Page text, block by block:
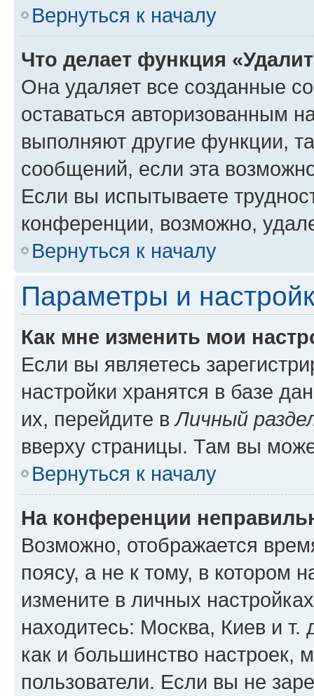
Вернуться к началу
Что делает функция
Она удаляет все созданные
оставаться авторизованным
выполняют другие функции,
сообщений, если эта
Если вы испытываете
конференции, возможно,
Вернуться к началу
Параметры и
Как мне изменить мои
Если вы являетесь
настройки хранятся в базе
их, перейдите вЛичный
вверху страницы. Там вы
Вернуться к началу
На конференции
Возможно, отображается
поясу, а не к тому, в котором
измените в личных
находитесь: Москва, Киев и т.
как и большинство настроек,
пользователи. Если вы не